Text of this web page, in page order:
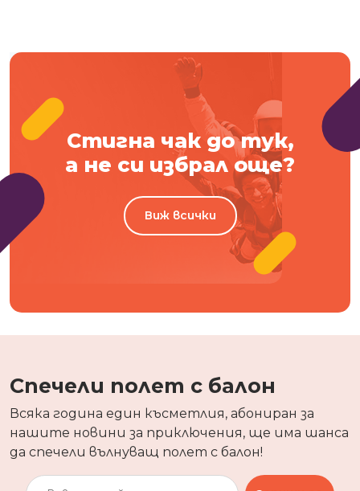
Стигна чак до тук,
а не си избрал още?
Виж всички
Спечели полет с балон
Всяка година един късметлия, абониран за
нашите новини за приключения, ще има шанса
да спечели вълнуващ полет с балон!